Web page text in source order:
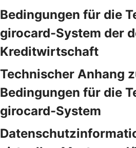
Bedingungen für die
girocard-System der
Kreditwirtschaft
Technischer Anhang
Bedingungen für die
girocard-System